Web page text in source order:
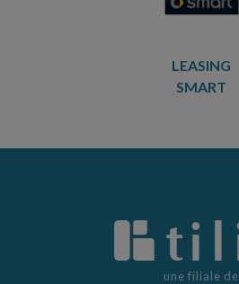
LEASING
SMART
une filiale de